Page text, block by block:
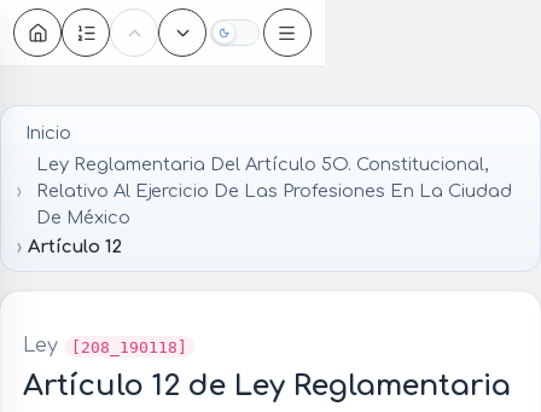
Oscuro
Inicio
Ley Reglamentaria Del Artículo 5O. Constitucional,
Relativo Al Ejercicio De Las Profesiones En La Ciudad
De México
Artículo 12
Ley [208_190118]
Artículo 12 de Ley Reglamentaria